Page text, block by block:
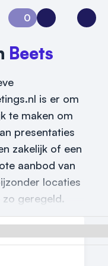
0
Aanvraag 0Inloggen
Beets
is er om
te maken om
presentaties
zakelijk of een
aanbod van
locaties
geregeld.